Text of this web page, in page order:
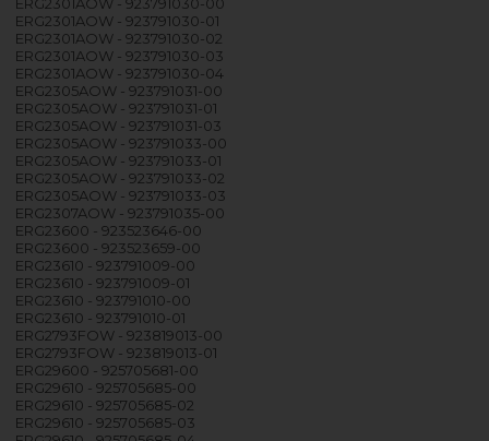
ERG2301AOW - 923791030-01
ERG2301AOW - 923791030-02
ERG2301AOW - 923791030-03
ERG2301AOW - 923791030-04
ERG2305AOW - 923791031-00
ERG2305AOW - 923791031-01
ERG2305AOW - 923791031-03
ERG2305AOW - 923791033-00
ERG2305AOW - 923791033-01
ERG2305AOW - 923791033-02
ERG2305AOW - 923791033-03
ERG2307AOW - 923791035-00
ERG23600 - 923523646-00
ERG23600 - 923523659-00
ERG23610 - 923791009-00
ERG23610 - 923791009-01
ERG23610 - 923791010-00
ERG23610 - 923791010-01
ERG2793FOW - 923819013-00
ERG2793FOW - 923819013-01
ERG29600 - 925705681-00
ERG29610 - 925705685-00
ERG29610 - 925705685-02
ERG29610 - 925705685-03